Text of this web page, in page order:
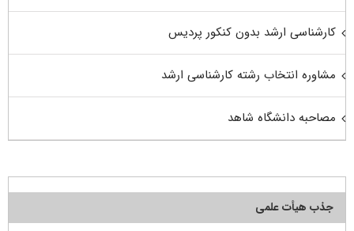
کارشناسی ارشد بدون کنکور پردیس
مشاوره انتخاب رشته کارشناسی ارشد
مصاحبه دانشگاه شاهد
جذب هیأت علمی